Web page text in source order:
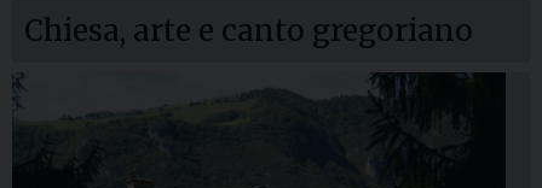
Chiesa, arte e canto gregoriano